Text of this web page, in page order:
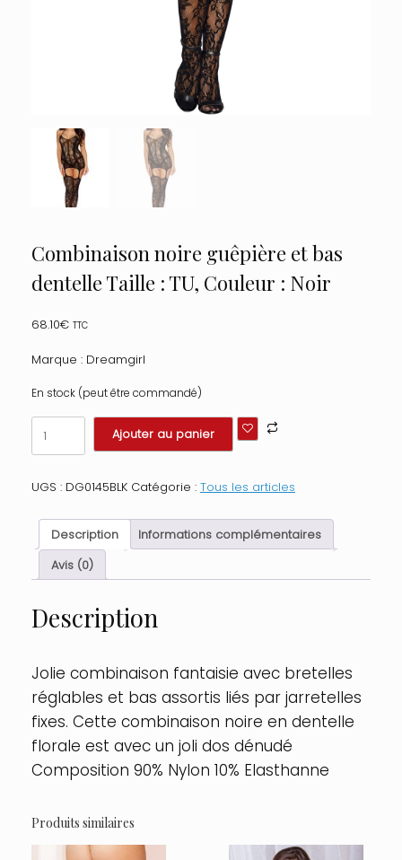
Combinaison noire guêpière et bas
dentelle Taille : TU, Couleur : Noir
68.10€ TTC
Marque : Dreamgirl
En stock (peut être commandé)
quantité
de
Combinaison
guêpière
bas
dentelle
Taille
:
Couleur
:
Ajouter au panier
UGS : DG0145BLK Catégorie : Tous les articles
Description
Informations complémentaires
Avis (0)
Description
Jolie combinaison fantaisie avec bretelles
réglables et bas assortis liés par jarretelles
fixes. Cette combinaison noire en dentelle
florale est avec un joli dos dénudé
Composition 90% Nylon 10% Elasthanne
Produits similaires